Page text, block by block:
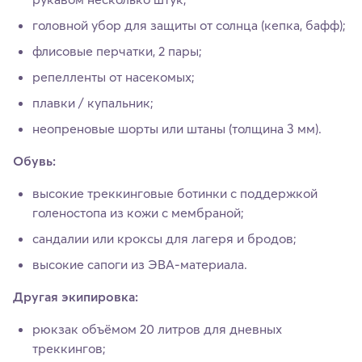
головной убор для защиты от солнца (кепка, бафф);
флисовые перчатки, 2 пары;
репелленты от насекомых;
плавки / купальник;
неопреновые шорты или штаны (толщина 3 мм).
Обувь:
высокие треккинговые ботинки с поддержкой
голеностопа из кожи с мембраной;
сандалии или кроксы для лагеря и бродов;
высокие сапоги из ЭВА-материала.
Другая экипировка:
рюкзак объёмом 20 литров для дневных
треккингов;